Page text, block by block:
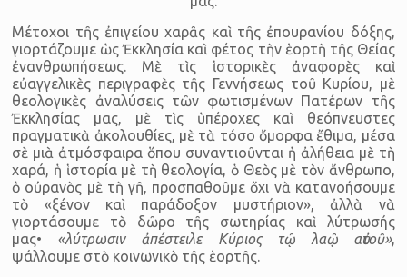
Μέτοχοι τῆς ἐπιγείου χαρᾶς καὶ τῆς ἐπουρανίου δόξης,
γιορτάζουμε ὡς Ἐκκλησία καὶ φέτος τὴν ἑορτὴ τῆς Θείας
ἐνανθρωπήσεως. Μὲ τὶς ἱστορικὲς ἀναφορὲς καὶ
εὐαγγελικὲς περιγραφὲς τῆς Γεννήσεως τοῦ Κυρίου, μὲ
θεολογικὲς ἀναλύσεις τῶν φωτισμένων Πατέρων τῆς
Ἐκκλησίας μας, μὲ τὶς ὑπέροχες καὶ θεόπνευστες
πραγματικὰ ἀκολουθίες, μὲ τὰ τόσο ὄμορφα ἔθιμα, μέσα
σὲ μιὰ ἀτμόσφαιρα ὅπου συναντιοῦνται ἡ ἀλήθεια μὲ τὴ
χαρά, ἡ ἱστορία μὲ τὴ θεολογία, ὁ Θεὸς μὲ τὸν ἄνθρωπο,
ὁ οὐρανὸς μὲ τὴ γῆ, προσπαθοῦμε ὄχι νὰ κατανοήσουμε
τὸ «ξένον καὶ παράδοξον μυστήριον», ἀλλὰ νὰ
γιορτάσουμε τὸ δῶρο τῆς σωτηρίας καὶ λύτρωσής
μας• «λύτρωσιν ἀπέστειλε Κύριος τῷ λαῷ αὐτοῦ»,
ψάλλουμε στὸ κοινωνικὸ τῆς ἑορτῆς.